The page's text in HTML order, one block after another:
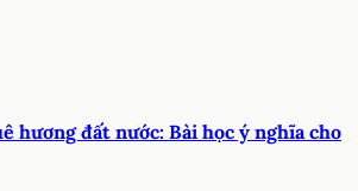
hương đất nước: Bài học ý nghĩa cho